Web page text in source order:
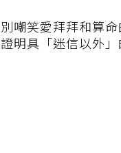
別嘲笑愛拜拜和算
證明具「迷信以外